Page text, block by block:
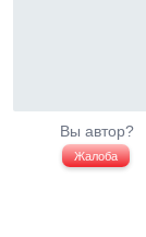
Вы автор?
Жалоба